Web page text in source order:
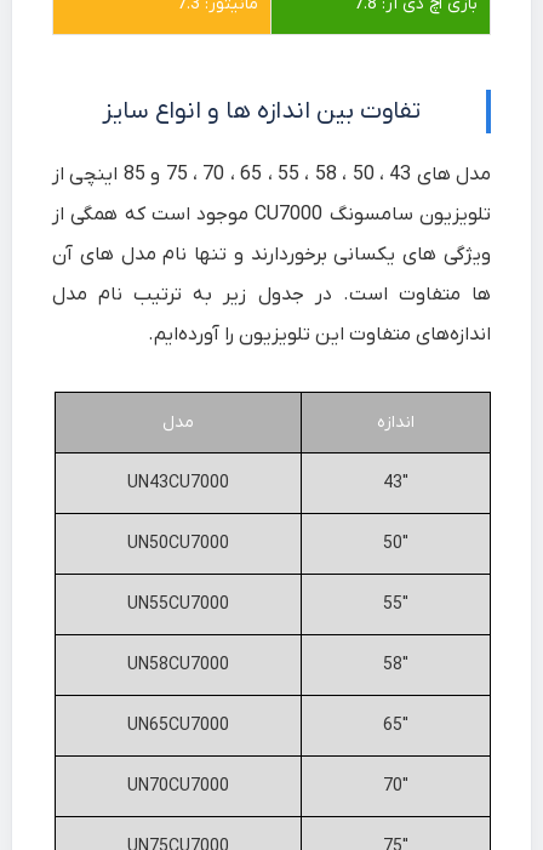
تفاوت بین اندازه ها و انواع سایز
مدل های 43 ، 50 ، 58 ، 55 ، 65 ، 70 ، 75 و 85 اینچی از
تلویزیون سامسونگ CU7000 موجود است که همگی از
ویژگی های یکسانی برخوردارند و تنها نام مدل های آن
ها متفاوت است. در جدول زیر به ترتیب نام مدل
اندازه‌های متفاوت این تلویزیون را آورده‌ایم.
اندازه مدل
43″
UN43CU7000
50″
UN50CU7000
55″
UN55CU7000
58″
UN58CU7000
65″
UN65CU7000
70″
UN70CU7000